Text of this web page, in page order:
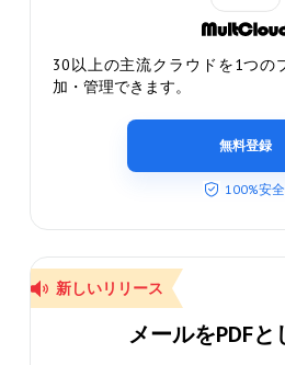
30以上の主流クラウドを1つの
加・管理できます。
無料登録
100%安全
新しいリリース
メールをPDFと